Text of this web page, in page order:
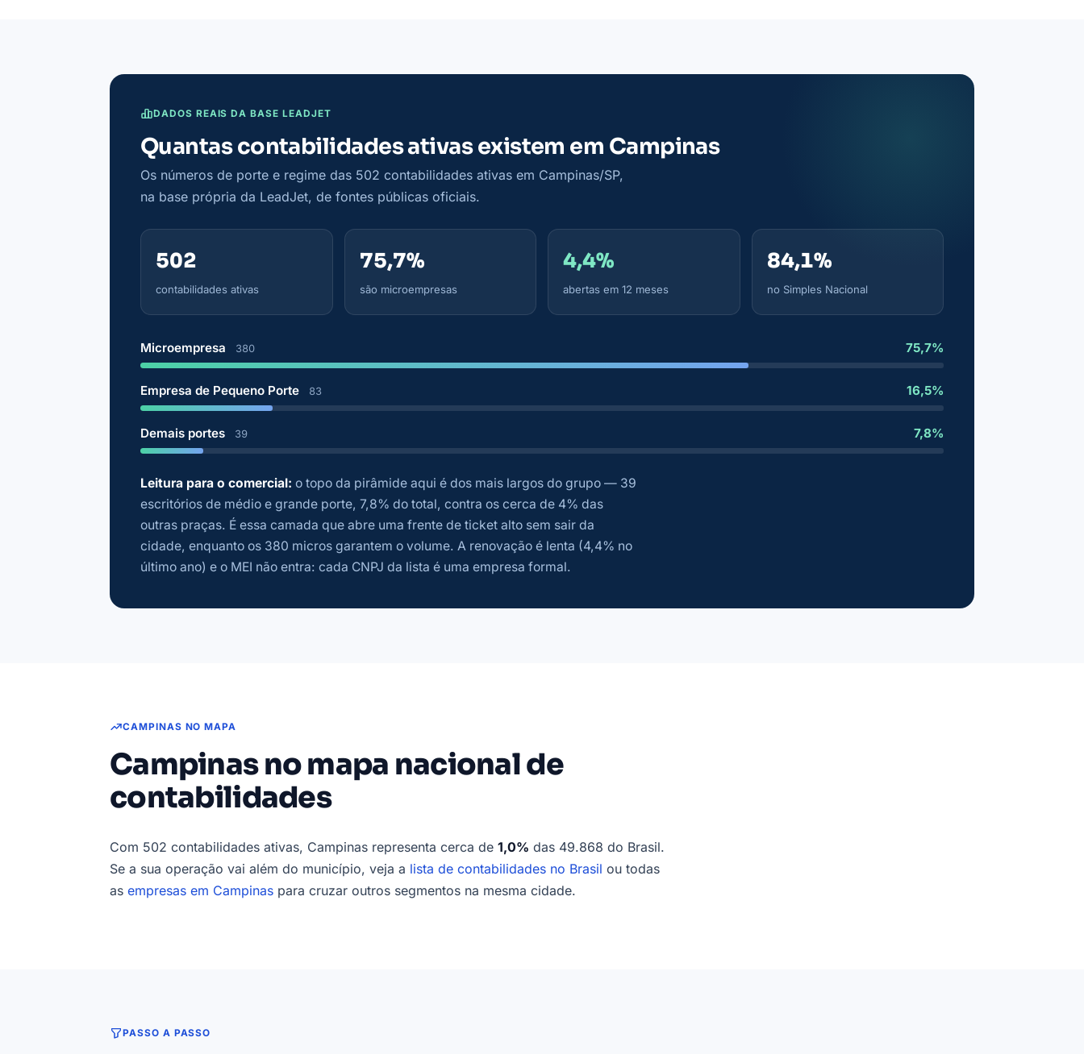
DADOS REAIS DA BASE LEADJET
Quantas contabilidades ativas existem em Campinas
Os números de porte e regime das 502 contabilidades ativas em Campinas/SP,
na base própria da LeadJet, de fontes públicas oficiais.
502
contabilidades ativas
75,7%
são microempresas
4,4%
abertas em 12 meses
84,1%
no Simples Nacional
Microempresa 380 75,7%
Empresa de Pequeno Porte 83 16,5%
Demais portes 39 7,8%
Leitura para o comercial: o topo da pirâmide aqui é dos mais largos do grupo — 39
escritórios de médio e grande porte, 7,8% do total, contra os cerca de 4% das
outras praças. É essa camada que abre uma frente de ticket alto sem sair da
cidade, enquanto os 380 micros garantem o volume. A renovação é lenta (4,4% no
último ano) e o MEI não entra: cada CNPJ da lista é uma empresa formal.
CAMPINAS NO MAPA
Campinas no mapa nacional de
contabilidades
Com 502 contabilidades ativas, Campinas representa cerca de 1,0% das 49.868 do Brasil.
Se a sua operação vai além do município, veja a lista de contabilidades no Brasil ou todas
as empresas em Campinas para cruzar outros segmentos na mesma cidade.
PASSO A PASSO